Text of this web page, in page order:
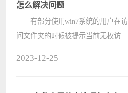
怎么解决问题
有部分使用win7系统的用户在访
问文件夹的时候被提示当前无权访
2023-12-25